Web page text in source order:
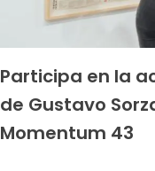
Participa en la
de Gustavo
Momentum 43